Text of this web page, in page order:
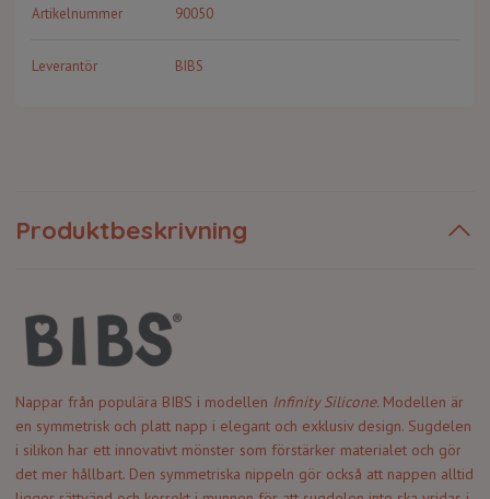
Artikelnummer 90050
Leverantör BIBS
Produktbeskrivning
Nappar från populära BIBS i modellen InfinitySilicone. Modellen är
en symmetrisk och platt napp i elegant och exklusiv design. Sugdelen
i silikon har ett innovativt mönster som förstärker materialet och gör
det mer hållbart. Den symmetriska nippeln gör också att nappen alltid